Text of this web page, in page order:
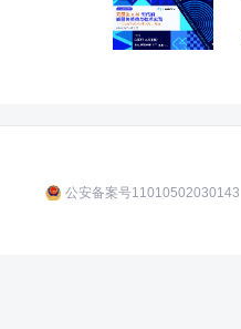
公安备案号11010502030143